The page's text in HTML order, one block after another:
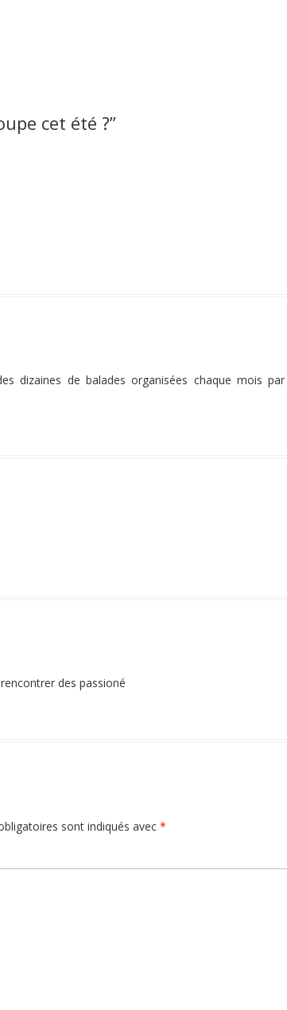
cet été ?”
dizaines de balades organisées chaque mois
des passioné
sont indiqués avec *